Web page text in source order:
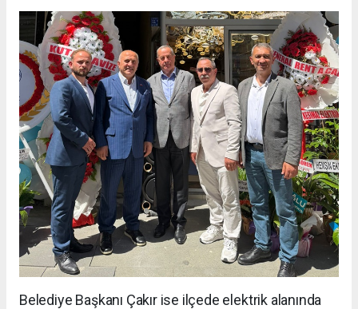
Belediye Başkanı Çakır ise ilçede elektrik alanında